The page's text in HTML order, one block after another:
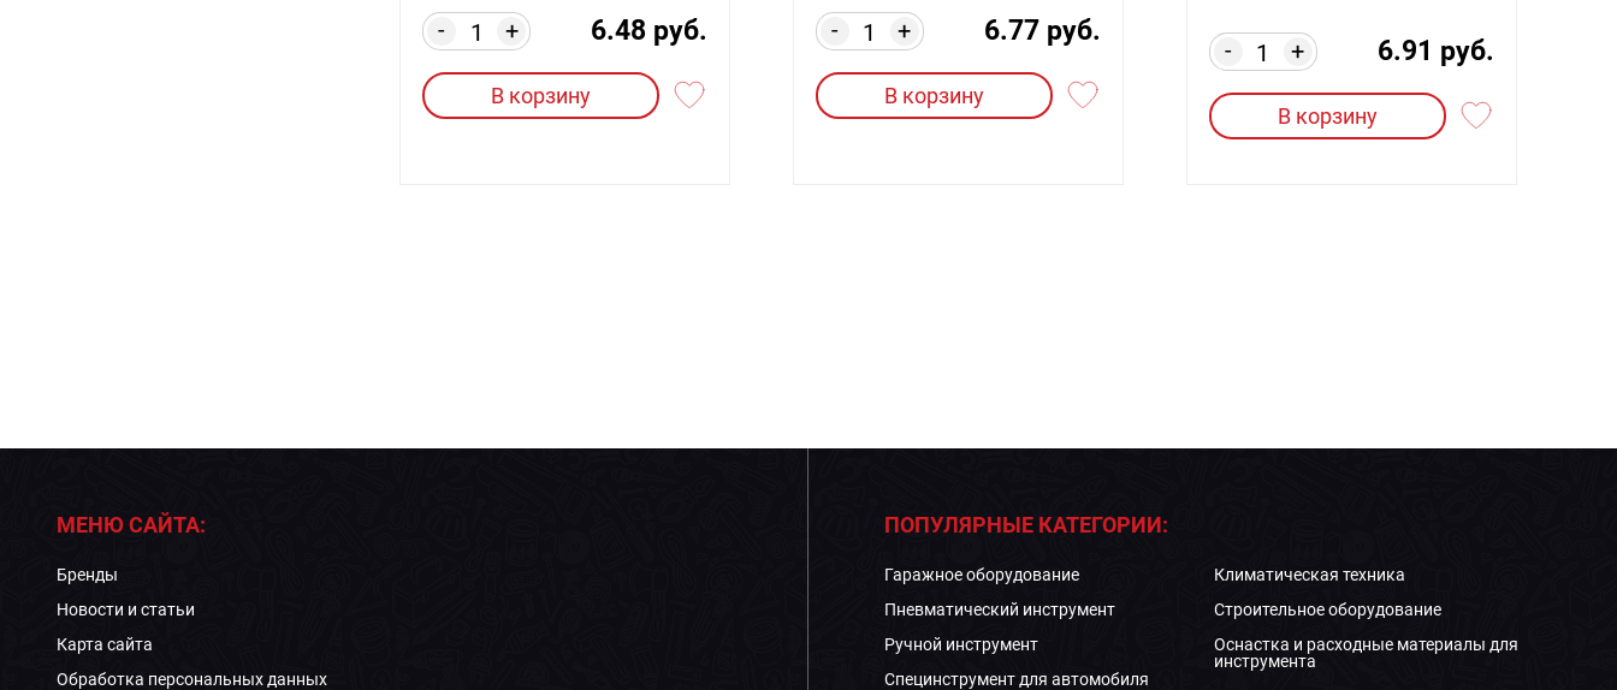
+
- 6.48 руб.
В корзину
+
- 6.77 руб.
В корзину
+
- 6.91 руб.
В корзину
МЕНЮ САЙТА:
Бренды
Новости и статьи
Карта сайта
Обработка персональных данных
ПОПУЛЯРНЫЕ КАТЕГОРИИ:
Гаражное оборудование
Пневматический инструмент
Ручной инструмент
Специнструмент для автомобиля
Климатическая техника
Строительное оборудование
Оснастка и расходные материалы для
инструмента